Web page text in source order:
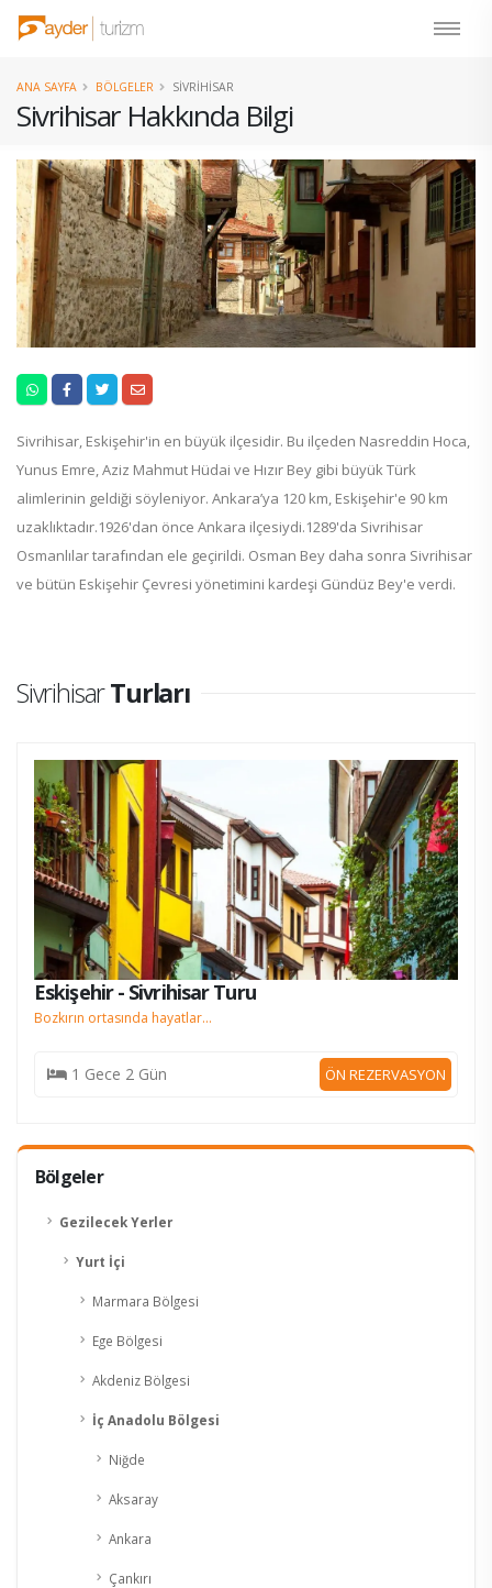
Sivrihisar Hakkında Bilgi
ANA SAYFA BÖLGELER SIVRIHISAR
Bölgeler
Gezilecek Yerler
Yurt İçi
Marmara Bölgesi
Ege Bölgesi
Akdeniz Bölgesi
İç Anadolu Bölgesi
Niğde
Aksaray
Ankara
Çankırı
Sivrihisar, Eskişehir'in en büyük ilçesidir. Bu ilçeden Nasreddin Hoca,
Yunus Emre, Aziz Mahmut Hüdai ve Hızır Bey gibi büyük Türk
alimlerinin geldiği söyleniyor. Ankara’ya 120 km, Eskişehir'e 90 km
uzaklıktadır.1926'dan önce Ankara ilçesiydi.1289'da Sivrihisar
Osmanlılar tarafından ele geçirildi. Osman Bey daha sonra Sivrihisar
ve bütün Eskişehir Çevresi yönetimini kardeşi Gündüz Bey'e verdi.
SivrihisarTurları
Eskişehir - Sivrihisar Turu
Bozkırın ortasında hayatlar...
1 Gece 2 Gün ÖN REZERVASYON